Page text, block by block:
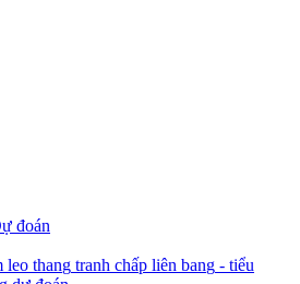
đoán
leo thang tranh chấp liên bang - tiểu